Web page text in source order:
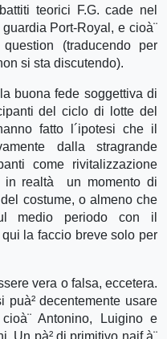
teorici F.G. cade nel
Port-Royal, e cioà¨
(traducendo per
si sta discutendo).
buona fede soggettiva di
del ciclo di lotte del
fatto l´ipotesi che il
dalla stragrande
come rivitalizzazione
in realtà un momento di
costume, o almeno che
medio periodo con il
la faccio breve solo per
vera o falsa, eccetera.
puà² decentemente usare
Antonino, Luigino e
Un pà² di primitivo naif à¨